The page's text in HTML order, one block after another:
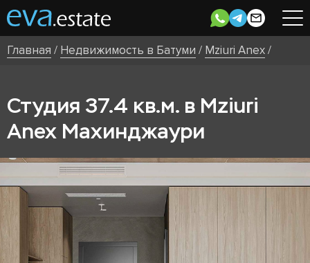
Главная / Недвижимость в Батуми / Mziuri Anex/
Студия 37.4 кв.м. в Mziuri
Anex Махинджаури